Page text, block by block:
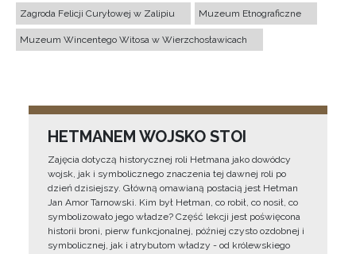
Zagroda Felicji Curyłowej w Zalipiu Muzeum Etnograficzne
Muzeum Wincentego Witosa w Wierzchosławicach
HETMANEM WOJSKO STOI
Zajęcia dotyczą historycznej roli Hetmana jako dowódcy
wojsk, jak i symbolicznego znaczenia tej dawnej roli po
dzień dzisiejszy. Główną omawianą postacią jest Hetman
Jan Amor Tarnowski. Kim był Hetman, co robił, co nosił, co
symbolizowało jego władze? Część lekcji jest poświęcona
historii broni, pierw funkcjonalnej, później czysto ozdobnej i
symbolicznej, jak i atrybutom władzy - od królewskiego